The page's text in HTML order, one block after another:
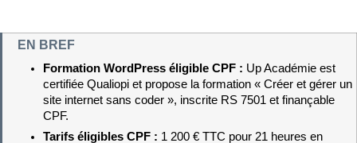
EN BREF
Formation WordPress éligible CPF : Up Académie est
certifiée Qualiopi et propose la formation « Créer et gérer un
site internet sans coder », inscrite RS 7501 et finançable
CPF.
Tarifs éligibles CPF : 1 200 € TTC pour 21 heures en